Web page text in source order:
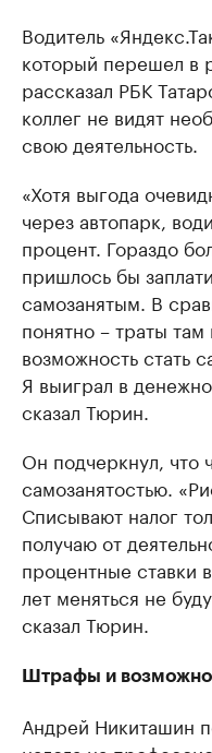
Водитель
который перешел в
рассказал РБК
коллег не видят
свою деятельность.
«Хотя выгода
через автопарк,
процент. Гораздо
пришлось бы
самозанятым. В
понятно – траты
возможность стать
Я выиграл в
сказал Тюрин.
Он подчеркнул, что
самозанятостью.
Списывают налог
получаю от
процентные ставки
лет меняться не
сказал Тюрин.
Штрафы и
Андрей Никиташин